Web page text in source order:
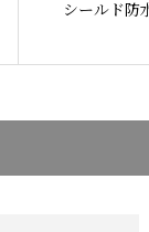
シールド防